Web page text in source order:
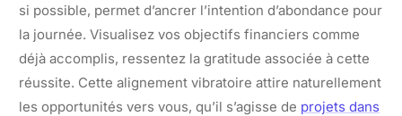
si possible, permet d’ancrer l’intention d’abondance pour
la journée. Visualisez vos objectifs financiers comme
déjà accomplis, ressentez la gratitude associée à cette
réussite. Cette alignement vibratoire attire naturellement
les opportunités vers vous, qu’il s’agisse de projets dans